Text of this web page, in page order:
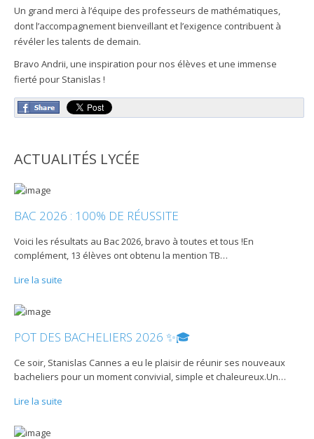
Un grand merci à l’équipe des professeurs de mathématiques,
dont l’accompagnement bienveillant et l’exigence contribuent à
révéler les talents de demain.
Bravo Andrii, une inspiration pour nos élèves et une immense
fierté pour Stanislas !
ACTUALITÉS LYCÉE
BAC 2026 : 100% DE RÉUSSITE
Voici les résultats au Bac 2026, bravo à toutes et tous !En
complément, 13 élèves ont obtenu la mention TB…
Lire la suite
POT DES BACHELIERS 2026 ✨🎓
Ce soir, Stanislas Cannes a eu le plaisir de réunir ses nouveaux
bacheliers pour un moment convivial, simple et chaleureux.Un…
Lire la suite